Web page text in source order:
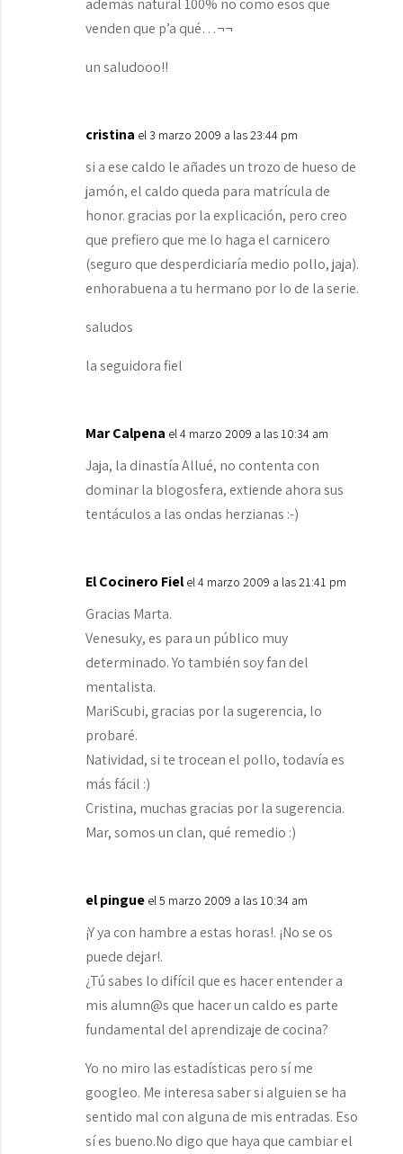
además natural 100% no como esos que
venden que p’a qué…¬¬
un saludooo!!
cristina el 3 marzo 2009 a las 23:44 pm
si a ese caldo le añades un trozo de hueso de
jamón, el caldo queda para matrícula de
honor. gracias por la explicación, pero creo
que prefiero que me lo haga el carnicero
(seguro que desperdiciaría medio pollo, jaja).
enhorabuena a tu hermano por lo de la serie.
saludos
la seguidora fiel
Mar Calpena el 4 marzo 2009 a las 10:34 am
Jaja, la dinastía Allué, no contenta con
dominar la blogosfera, extiende ahora sus
tentáculos a las ondas herzianas :-)
El Cocinero Fiel el 4 marzo 2009 a las 21:41 pm
Gracias Marta.
Venesuky, es para un público muy
determinado. Yo también soy fan del
mentalista.
MariScubi, gracias por la sugerencia, lo
probaré.
Natividad, si te trocean el pollo, todavía es
más fácil :)
Cristina, muchas gracias por la sugerencia.
Mar, somos un clan, qué remedio :)
el pingue el 5 marzo 2009 a las 10:34 am
¡Y ya con hambre a estas horas!. ¡No se os
puede dejar!.
¿Tú sabes lo difícil que es hacer entender a
mis alumn@s que hacer un caldo es parte
fundamental del aprendizaje de cocina?
Yo no miro las estadísticas pero sí me
googleo. Me interesa saber si alguien se ha
sentido mal con alguna de mis entradas. Eso
sí es bueno.No digo que haya que cambiar el